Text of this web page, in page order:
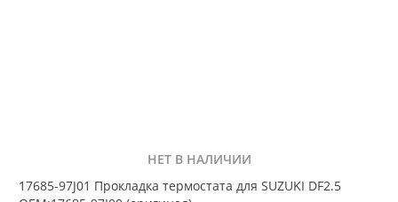
НЕТ В НАЛИЧИИ
17685-97J01 Прокладка термостата для SUZUKI DF2.5